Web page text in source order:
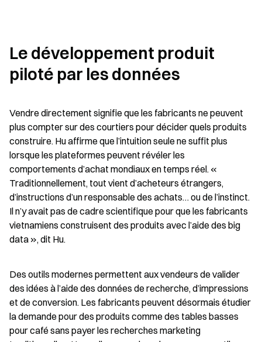
Le développement produit
piloté par les données
Vendre directement signifie que les fabricants ne peuvent
plus compter sur des courtiers pour décider quels produits
construire. Hu affirme que l’intuition seule ne suffit plus
lorsque les plateformes peuvent révéler les
comportements d’achat mondiaux en temps réel. «
Traditionnellement, tout vient d’acheteurs étrangers,
d’instructions d’un responsable des achats… ou de l’instinct.
Il n’y avait pas de cadre scientifique pour que les fabricants
vietnamiens construisent des produits avec l’aide des big
data », dit Hu.
Des outils modernes permettent aux vendeurs de valider
des idées à l’aide des données de recherche, d’impressions
et de conversion. Les fabricants peuvent désormais étudier
la demande pour des produits comme des tables basses
pour café sans payer les recherches marketing